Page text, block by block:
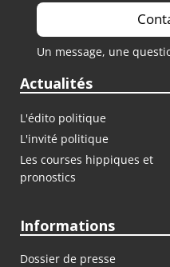
Un message, une
Actualités
L'édito politique
L'invité politique
Les courses hippiques et
pronostics
Informations
Dossier de presse